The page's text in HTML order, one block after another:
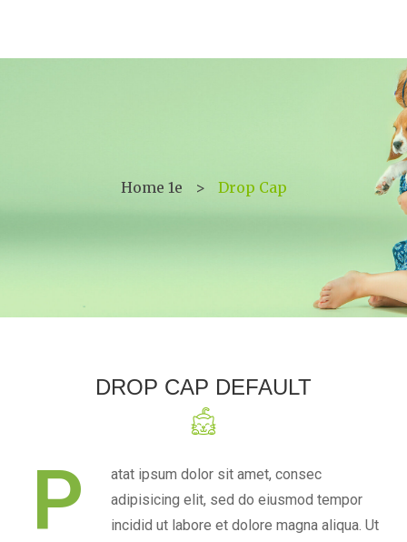
Home 1e > Drop Cap
DROP CAP DEFAULT
P
atat ipsum dolor sit amet, consec
adipisicing elit, sed do eiusmod tempor
incidid ut labore et dolore magna aliqua. Ut